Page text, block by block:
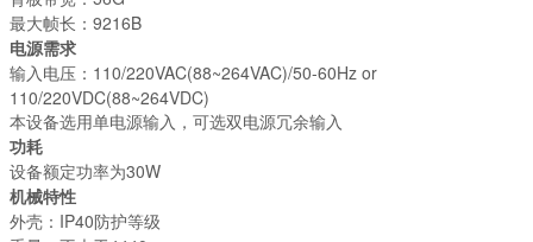
最大帧长：9216B
电源需求
输入电压：110/220VAC(88~264VAC)/50-60Hz or
110/220VDC(88~264VDC)
本设备选用单电源输入，可选双电源冗余输入
功耗
设备额定功率为30W
机械特性
外壳：IP40防护等级